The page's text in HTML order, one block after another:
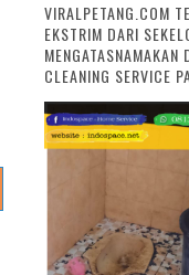
VIRALPETANG.COM
EKSTRIM DARI
MENGATASNAMAKAN
CLEANING SERVICE